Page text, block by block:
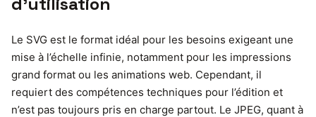
Le SVG est le format idéal pour les besoins exigeant une
mise à l’échelle infinie, notamment pour les impressions
grand format ou les animations web. Cependant, il
requiert des compétences techniques pour l’édition et
n’est pas toujours pris en charge partout. Le JPEG, quant à